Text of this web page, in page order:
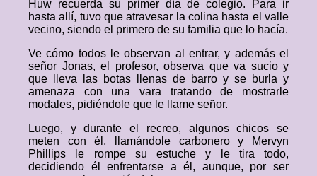
Huw recuerda su primer día de colegio. Para ir
hasta allí, tuvo que atravesar la colina hasta el valle
vecino, siendo el primero de su familia que lo hacía.
Ve cómo todos le observan al entrar, y además el
señor Jonas, el profesor, observa que va sucio y
que lleva las botas llenas de barro y se burla y
amenaza con una vara tratando de mostrarle
modales, pidiéndole que le llame señor.
Luego, y durante el recreo, algunos chicos se
meten con él, llamándole carbonero y Mervyn
Phillips le rompe su estuche y le tira todo,
decidiendo él enfrentarse a él, aunque, por ser